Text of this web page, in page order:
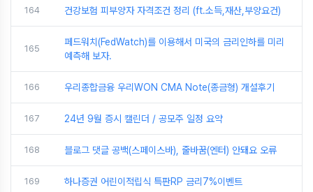
164 건강보험 피부양자 자격조건 정리 (ft.소득,재산,부양요건)
165
페드워치(FedWatch)를 이용해서 미국의 금리인하를 미리
예측해 보자.
166 우리종합금융 우리WON CMA Note(종금형) 개설후기
167 24년 9월 증시 캘린더 / 공모주 일정 요약
168 블로그 댓글 공백(스페이스바), 줄바꿈(엔터) 안돼요 오류
169 하나증권 어린이적립식 특판RP 금리7%이벤트